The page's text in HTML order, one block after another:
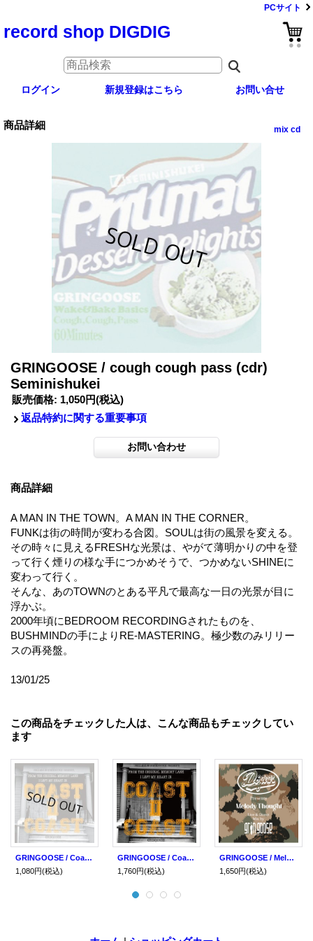
PCサイト
record shop DIGDIG
ログイン 新規登録はこちら お問い合せ
商品詳細 mix cd
GRINGOOSE / cough cough pass (cdr)
Seminishukei
販売価格: 1,050円(税込)
返品特約に関する重要事項
商品詳細
A MAN IN THE TOWN。A MAN IN THE CORNER。
FUNKは街の時間が変わる合図。SOULは街の風景を変える。
その時々に見えるFRESHな光景は、やがて薄明かりの中を登
って行く煙りの様な手につかめそうで、つかめないSHINEに
変わって行く。
そんな、あのTOWNのとある平凡で最高な一日の光景が目に
浮かぶ。
2000年頃にBEDROOM RECORDINGされたものを、
BUSHMINDの手によりRE-MASTERING。極少数のみリリー
スの再発盤。
13/01/25
この商品をチェックした人は、こんな商品もチェックしてい
ます
GRINGOOSE / Coast II coast (cd) Prillmal/Seminishukei
1,080円(税込)
GRINGOOSE / Coast II coast (cd) Prillmal/Seminishukei/WDsounds
1,760円(税込)
GRINGOOSE / Melody thought (cd) Dogear
1,650円(税込)